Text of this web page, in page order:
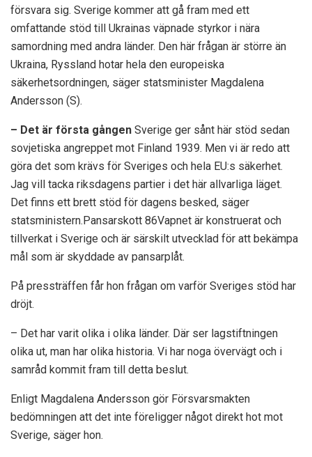
försvara sig. Sverige kommer att gå fram med ett
omfattande stöd till Ukrainas väpnade styrkor i nära
samordning med andra länder. Den här frågan är större än
Ukraina, Ryssland hotar hela den europeiska
säkerhetsordningen, säger statsminister Magdalena
Andersson (S).
– Det är första gången Sverige ger sånt här stöd sedan
sovjetiska angreppet mot Finland 1939. Men vi är redo att
göra det som krävs för Sveriges och hela EU:s säkerhet.
Jag vill tacka riksdagens partier i det här allvarliga läget.
Det finns ett brett stöd för dagens besked, säger
statsministern.Pansarskott 86Vapnet är konstruerat och
tillverkat i Sverige och är särskilt utvecklad för att bekämpa
mål som är skyddade av pansarplåt.
På pressträffen får hon frågan om varför Sveriges stöd har
dröjt.
– Det har varit olika i olika länder. Där ser lagstiftningen
olika ut, man har olika historia. Vi har noga övervägt och i
samråd kommit fram till detta beslut.
Enligt Magdalena Andersson gör Försvarsmakten
bedömningen att det inte föreligger något direkt hot mot
Sverige, säger hon.